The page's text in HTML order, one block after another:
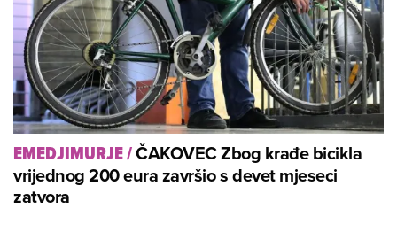
EMEDJIMURJE/ČAKOVEC Zbog krađe bicikla
vrijednog 200 eura završio s devet mjeseci
zatvora